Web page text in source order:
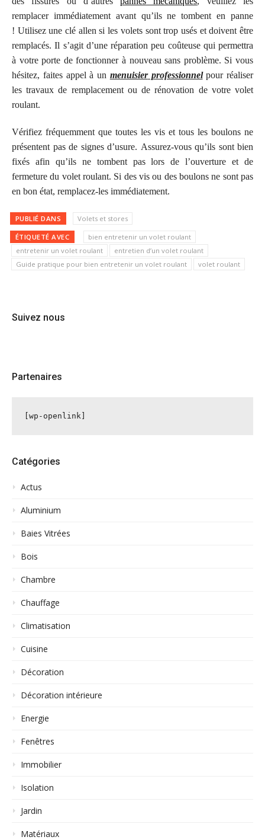
remplacer immédiatement avant qu’ils ne tombent en panne
! Utilisez une clé allen si les volets sont trop usés et doivent être
remplacés. Il s’agit d’une réparation peu coûteuse qui permettra
à votre porte de fonctionner à nouveau sans problème. Si vous
hésitez, faites appel à un menuisierprofessionnelpour réaliser
les travaux de remplacement ou de rénovation de votre volet
roulant.
Vérifiez fréquemment que toutes les vis et tous les boulons ne
présentent pas de signes d’usure. Assurez-vous qu’ils sont bien
fixés afin qu’ils ne tombent pas lors de l’ouverture et de
fermeture du volet roulant. Si des vis ou des boulons ne sont pas
en bon état, remplacez-les immédiatement.
PUBLIÉ DANS Volets et stores
ÉTIQUETÉ AVEC
bien entretenir un volet roulant
entretenir un volet roulant
entretien d’un volet roulant
Guide pratique pour bien entretenir un volet roulant
volet roulant
Suivez nous
Partenaires
[wp-openlink]
Catégories
Actus
Aluminium
Baies Vitrées
Bois
Chambre
Chauffage
Climatisation
Cuisine
Décoration
Décoration intérieure
Energie
Fenêtres
Immobilier
Isolation
Jardin
Matériaux